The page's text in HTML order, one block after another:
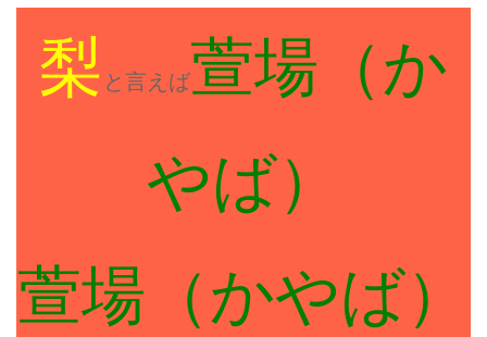
梨 と言えば萱場（か
やば）
萱場（かやば）